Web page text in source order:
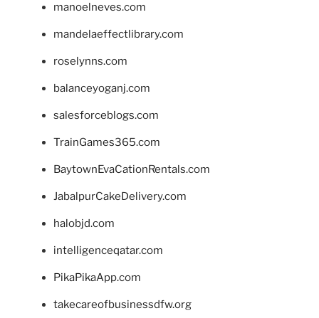
manoelneves.com
mandelaeffectlibrary.com
roselynns.com
balanceyoganj.com
salesforceblogs.com
TrainGames365.com
BaytownEvaCationRentals.com
JabalpurCakeDelivery.com
halobjd.com
intelligenceqatar.com
PikaPikaApp.com
takecareofbusinessdfw.org